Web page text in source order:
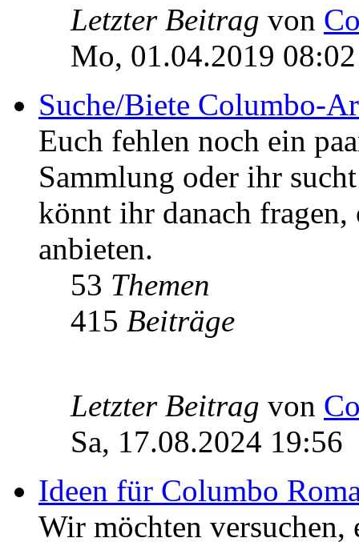
Letzter Beitrag von
Mo, 01.04.2019 08:02
Suche/Biete Columbo-
Euch fehlen noch ein
Sammlung oder ihr
könnt ihr danach
anbieten.
53 Themen
415 Beiträge
Letzter Beitrag von
Sa, 17.08.2024 19:56
Ideen für Columbo
Wir möchten